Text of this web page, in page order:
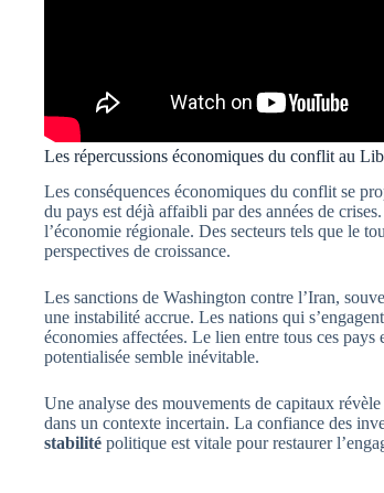
Les répercussions économiques du conflit au
Les conséquences économiques du conflit se
du pays est déjà affaibli par des années de
l’économie régionale. Des secteurs tels que le
perspectives de croissance.
Les sanctions de Washington contre l’Iran,
une instabilité accrue. Les nations qui
économies affectées. Le lien entre tous ces
potentialisée semble inévitable.
Une analyse des mouvements de capitaux
dans un contexte incertain. La confiance des
stabilité politique est vitale pour restaurer